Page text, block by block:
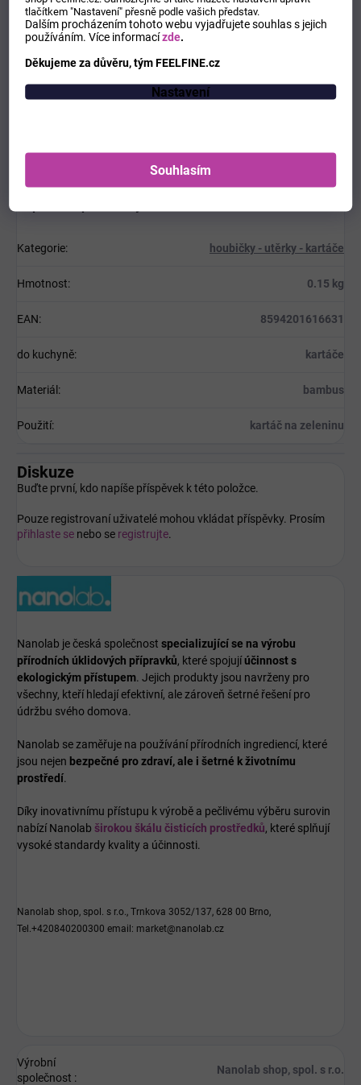
tlačítkem "Nastavení" přesně podle vašich představ.
Dalším procházením tohoto webu vyjadřujete souhlas s jejich
používáním.Více informacízde.
Děkujeme za důvěru, tým FEELFINE.cz
Nastavení
Souhlasím
uchovávejte na suchém místě.
péče o bambus: udržte své bambusové výrobky nádherné
tím, že se vyhnete dlouhodobému namáčení a
použijete přírodní krém nebo olej k obnovení jejich
Kategorie: houbičky - utěrky - kartáče
Hmotnost: 0.15 kg
EAN: 8594201616631
do kuchyně: kartáče
Materiál : bambus
Použití: kartáč na zeleninu
Diskuze
Buďte první, kdo napíše příspěvek k této položce.
Pouze registrovaní uživatelé mohou vkládat příspěvky. Prosím
přihlaste se nebo se registrujte.
Nanolab je česká společnost specializující se na výrobu
přírodních úklidových přípravků, které spojujíúčinnost s
ekologickým přístupem. Jejich produkty jsou navrženy pro
všechny, kteří hledají efektivní, ale zároveň šetrné řešení pro
údržbu svého domova.
Nanolab se zaměřuje na používání přírodních ingrediencí, které
jsou nejen bezpečné pro zdraví, ale i šetrné k životnímu
prostředí.
Díky inovativnímu přístupu k výrobě a pečlivému výběru surovin
nabízí Nanolab širokou škálu čisticích prostředků, které splňují
vysoké standardy kvality a účinnosti.
Nanolab shop, spol. s r.o., Trnkova 3052/137, 628 00 Brno,
Tel.+420840200300 email: market@nanolab.cz
Výrobní
společnost :
Nanolab shop, spol. s r.o.